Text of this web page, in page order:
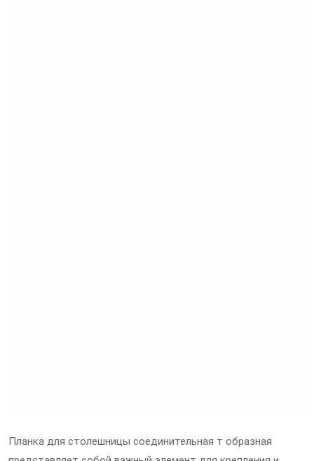
Планка для столешницы соединительная т образная